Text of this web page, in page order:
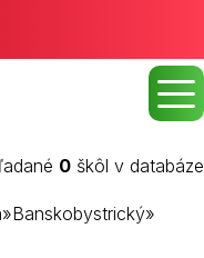
0 škôl v databáze
»Banskobystrický»